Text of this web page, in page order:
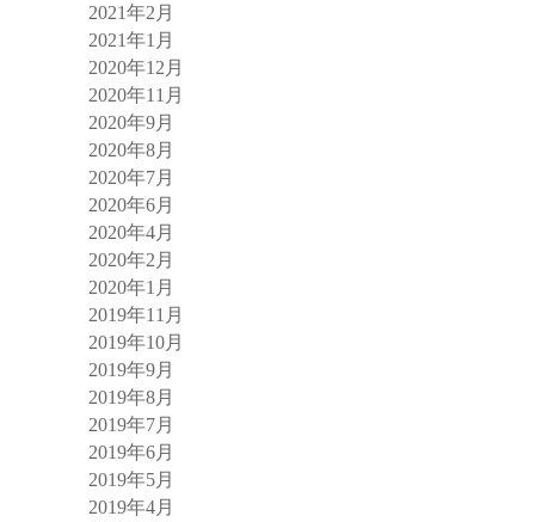
2021年2月
2021年1月
2020年12月
2020年11月
2020年9月
2020年8月
2020年7月
2020年6月
2020年4月
2020年2月
2020年1月
2019年11月
2019年10月
2019年9月
2019年8月
2019年7月
2019年6月
2019年5月
2019年4月